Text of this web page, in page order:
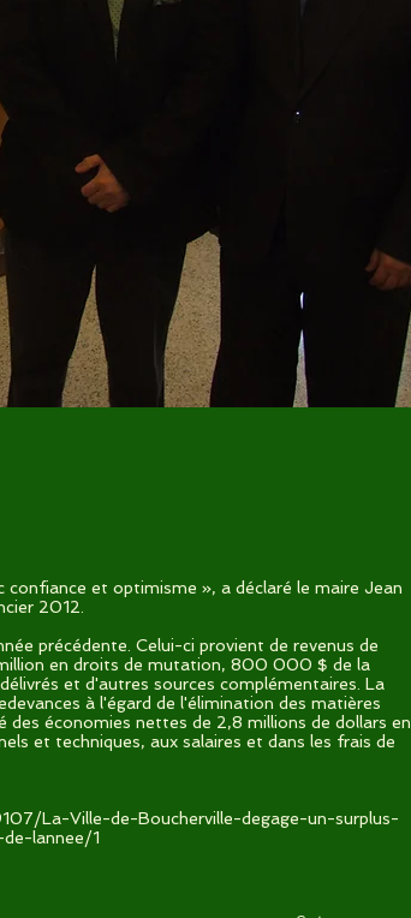
et optimisme », a déclaré le maire Jean
2012.
précédente. Celui-ci provient de revenus de
en droits de mutation, 800 000 $ de la
et d'autres sources complémentaires. La
à l'égard de l'élimination des matières
des économies nettes de 2,8 millions de dollars en
et techniques, aux salaires et dans les frais de
La-Ville-de-Boucherville-degage-un-surplus-
lannee/1